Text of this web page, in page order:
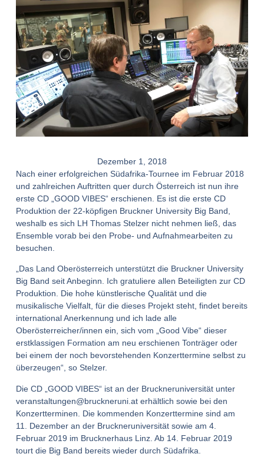
Dezember 1, 2018
Nach einer erfolgreichen Südafrika-Tournee im Februar 2018
und zahlreichen Auftritten quer durch Österreich ist nun ihre
erste CD „GOOD VIBES“ erschienen. Es ist die erste CD
Produktion der 22-köpfigen Bruckner University Big Band,
weshalb es sich LH Thomas Stelzer nicht nehmen ließ, das
Ensemble vorab bei den Probe- und Aufnahmearbeiten zu
besuchen.
„Das Land Oberösterreich unterstützt die Bruckner University
Big Band seit Anbeginn. Ich gratuliere allen Beteiligten zur CD
Produktion. Die hohe künstlerische Qualität und die
musikalische Vielfalt, für die dieses Projekt steht, findet bereits
international Anerkennung und ich lade alle
Oberösterreicher/innen ein, sich vom „Good Vibe“ dieser
erstklassigen Formation am neu erschienen Tonträger oder
bei einem der noch bevorstehenden Konzerttermine selbst zu
überzeugen“, so Stelzer.
Die CD „GOOD VIBES“ ist an der Bruckneruniversität unter
veranstaltungen@bruckneruni.at erhältlich sowie bei den
Konzertterminen. Die kommenden Konzerttermine sind am
11. Dezember an der Bruckneruniversität sowie am 4.
Februar 2019 im Brucknerhaus Linz. Ab 14. Februar 2019
tourt die Big Band bereits wieder durch Südafrika.